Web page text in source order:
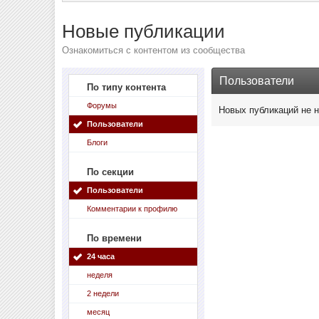
Новые публикации
Ознакомиться с контентом из сообщества
По типу контента
Форумы
Пользователи
Блоги
По секции
Пользователи
Комментарии к профилю
По времени
24 часа
неделя
2 недели
месяц
Пользователи
Новых публикаций не